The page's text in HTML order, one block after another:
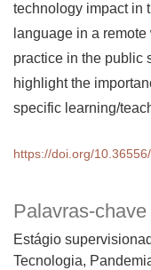
Palavras-chave
Estágio
Tecnologia,
technology impact in
language in a
practice in the public
highlight the
specific learning/
https://doi.org/